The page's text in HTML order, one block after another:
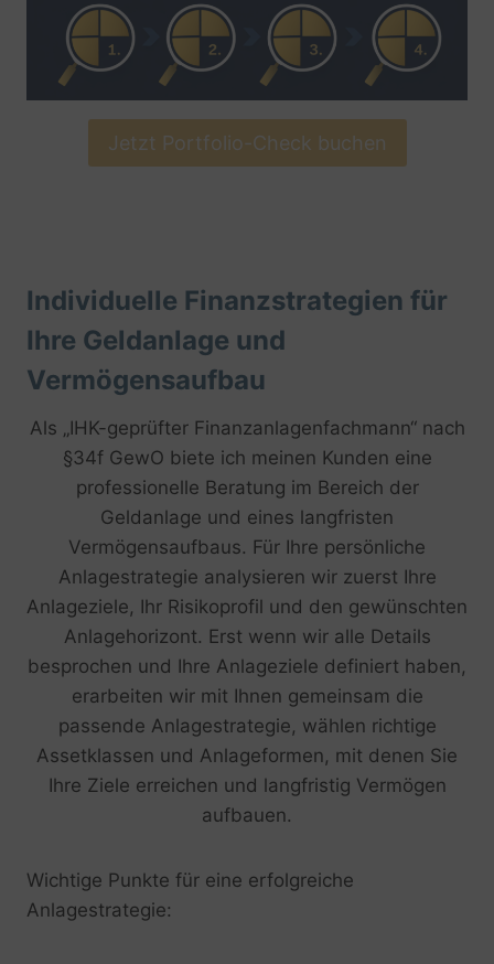
Jetzt Portfolio-Check buchen
Individuelle Finanzstrategien für
Ihre Geldanlage und
Vermögensaufbau
Als „IHK-geprüfter Finanzanlagenfachmann“ nach
§34f GewO biete ich meinen Kunden eine
professionelle Beratung im Bereich der
Geldanlage und eines langfristen
Vermögensaufbaus. Für Ihre persönliche
Anlagestrategie analysieren wir zuerst Ihre
Anlageziele, Ihr Risikoprofil und den gewünschten
Anlagehorizont. Erst wenn wir alle Details
besprochen und Ihre Anlageziele definiert haben,
erarbeiten wir mit Ihnen gemeinsam die
passende Anlagestrategie, wählen richtige
Assetklassen und Anlageformen, mit denen Sie
Ihre Ziele erreichen und langfristig Vermögen
aufbauen.
Wichtige Punkte für eine erfolgreiche
Anlagestrategie: